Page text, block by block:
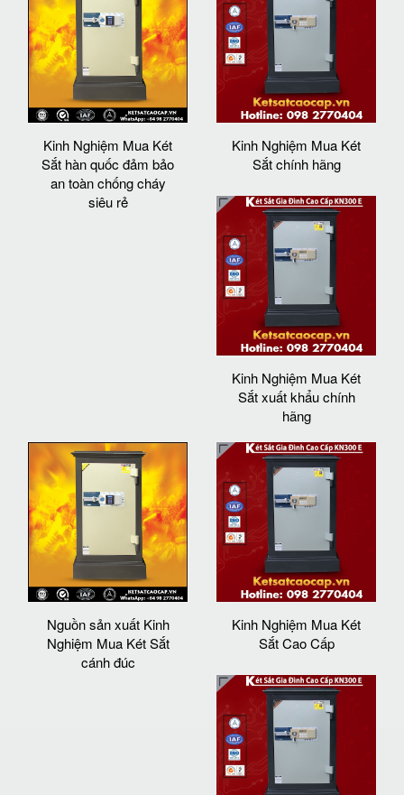
Kinh Nghiệm Mua Két
Sắt hàn quốc đảm bảo
an toàn chống cháy
siêu rẻ
Kinh Nghiệm Mua Két
Sắt chính hãng
Kinh Nghiệm Mua Két
Sắt xuất khẩu chính
hãng
Nguồn sản xuất Kinh
Nghiệm Mua Két Sắt
cánh đúc
Kinh Nghiệm Mua Két
Sắt Cao Cấp